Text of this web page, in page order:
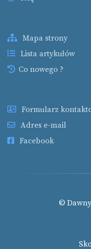
Mapa strony
Lista artykułów
Co nowego ?
Formularz
Adres e-mail
Facebook
©